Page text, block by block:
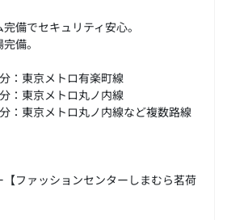
備でセキュリティ安心。
備。
：東京メトロ有楽町線
：東京メトロ丸ノ内線
：東京メトロ丸ノ内線など複数路線
ファッションセンターしまむら茗荷